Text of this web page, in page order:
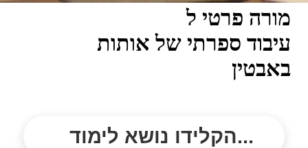
מורה פרטי ל
עיבוד ספרתי של אותות
באבטין
הקלידו נושא לימוד...